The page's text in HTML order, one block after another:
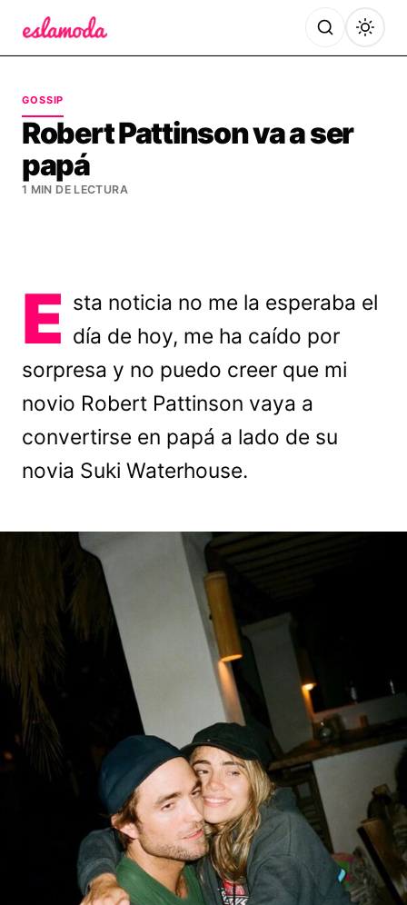
GOSSIP
Robert Pattinson va a ser
papá
1 MIN DE LECTURA
E sta noticia no me la esperaba el
día de hoy, me ha caído por
sorpresa y no puedo creer que mi
novio Robert Pattinson vaya a
convertirse en papá a lado de su
novia Suki Waterhouse.